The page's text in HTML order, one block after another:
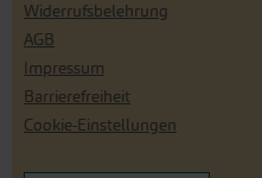
Widerrufsbelehrung
AGB
Impressum
Barrierefreiheit
Cookie-Einstellungen